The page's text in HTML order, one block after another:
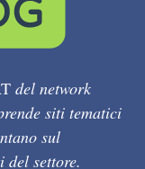
del network
siti tematici
sul
del settore.